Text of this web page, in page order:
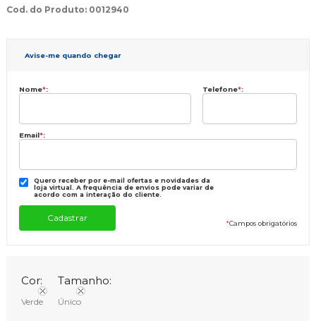
Cod. do Produto: 0012940
Avise-me quando chegar
Nome*: Telefone*:
Email*:
Quero receber por e-mail ofertas e novidades da
loja virtual. A frequência de envios pode variar de
acordo com a interação do cliente.
*Campos obrigatórios
Cor:
Verde
Tamanho:
Único